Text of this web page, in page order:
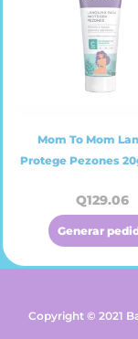
Mom To Mom
Protege Pezones
Q129.06
Generar
Copyright © 2021